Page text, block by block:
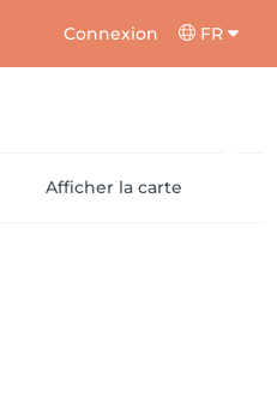
Connexion FR
Afficher la carte